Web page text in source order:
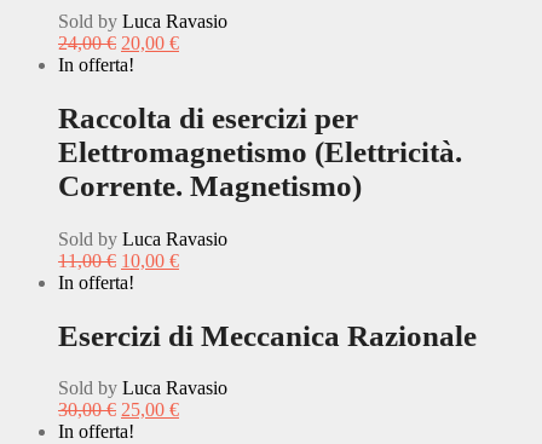
Sold by Luca Ravasio
24,00€ 20,00 €
In offerta!
Raccolta di esercizi per
Elettromagnetismo (Elettricità.
Corrente. Magnetismo)
Sold by Luca Ravasio
11,00€ 10,00 €
In offerta!
Esercizi di Meccanica Razionale
Sold by Luca Ravasio
30,00€ 25,00 €
In offerta!